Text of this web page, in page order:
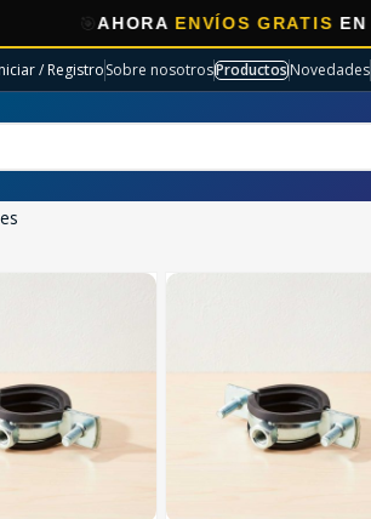
ENVÍOS GRATISEN ELECTRO
/ RegistroSobre nosotrosProductosNovedades